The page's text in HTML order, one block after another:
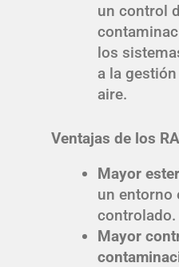
un control
los
a la
aire.
Ventajas de los
Mayor
un entorno
controlado.
Mayor